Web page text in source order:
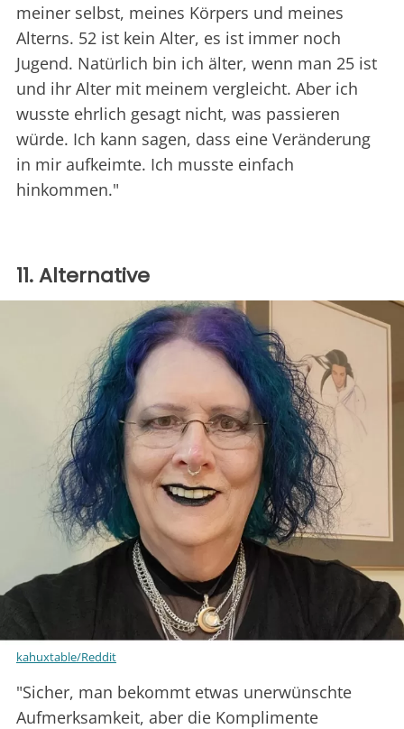
meiner selbst, meines Körpers und meines
Alterns. 52 ist kein Alter, es ist immer noch
Jugend. Natürlich bin ich älter, wenn man 25 ist
und ihr Alter mit meinem vergleicht. Aber ich
wusste ehrlich gesagt nicht, was passieren
würde. Ich kann sagen, dass eine Veränderung
in mir aufkeimte. Ich musste einfach
hinkommen."
11. Alternative
kahuxtable/Reddit
"Sicher, man bekommt etwas unerwünschte
Aufmerksamkeit, aber die Komplimente